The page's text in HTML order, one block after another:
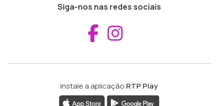
Siga-nos nas redes sociais
Aceder ao
Instale a aplicação RTP Play